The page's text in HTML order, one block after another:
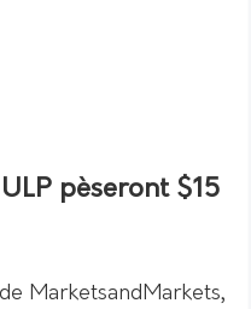
pèseront $15
MarketsandMarkets,